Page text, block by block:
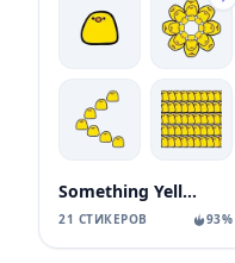
Something Yellow
21 СТИКЕРОВ 93%